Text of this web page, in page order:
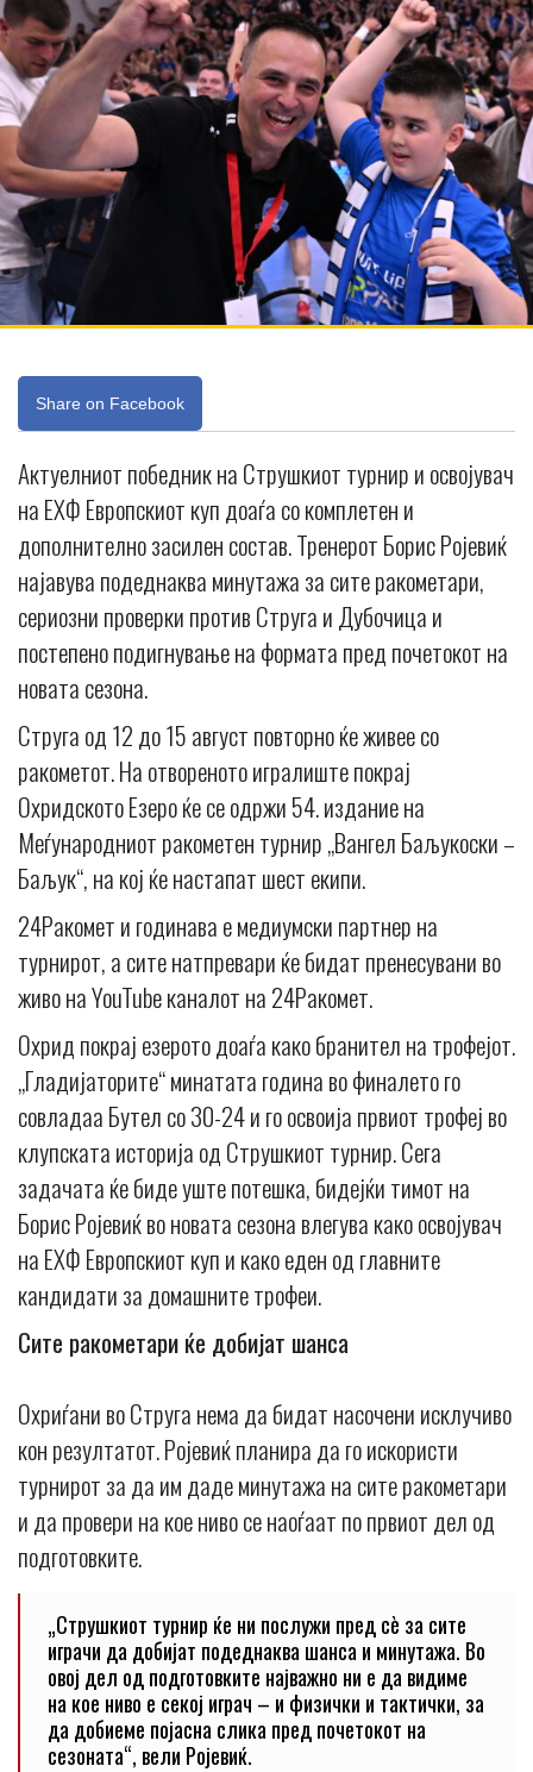
Share on Facebook
Актуелниот победник на Струшкиот турнир и освојувач
на ЕХФ Европскиот куп доаѓа со комплетен и
дополнително засилен состав. Тренерот Борис Ројевиќ
најавува подеднаква минутажа за сите ракометари,
сериозни проверки против Струга и Дубочица и
постепено подигнување на формата пред почетокот на
новата сезона.
Струга од 12 до 15 август повторно ќе живее со
ракометот. На отвореното игралиште покрај
Охридското Езеро ќе се одржи 54. издание на
Меѓународниот ракометен турнир „Вангел Баљукоски –
Баљук“, на кој ќе настапат шест екипи.
24Ракомет и годинава е медиумски партнер на
турнирот, а сите натпревари ќе бидат пренесувани во
живо на YouTube каналот на 24Ракомет.
Охрид покрај езерото доаѓа како бранител на трофејот.
„Гладијаторите“ минатата година во финалето го
совладаа Бутел со 30-24 и го освоија првиот трофеј во
клупската историја од Струшкиот турнир. Сега
задачата ќе биде уште потешка, бидејќи тимот на
Борис Ројевиќ во новата сезона влегува како освојувач
на ЕХФ Европскиот куп и како еден од главните
кандидати за домашните трофеи.
Сите ракометари ќе добијат шанса
Охриѓани во Струга нема да бидат насочени исклучиво
кон резултатот. Ројевиќ планира да го искористи
турнирот за да им даде минутажа на сите ракометари
и да провери на кое ниво се наоѓаат по првиот дел од
подготовките.
„Струшкиот турнир ќе ни послужи пред сè за сите
играчи да добијат подеднаква шанса и минутажа. Во
овој дел од подготовките најважно ни е да видиме
на кое ниво е секој играч – и физички и тактички, за
да добиеме појасна слика пред почетокот на
сезоната“, вели Ројевиќ.